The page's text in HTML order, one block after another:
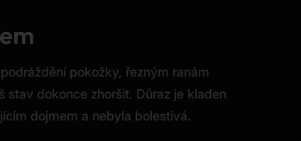
pokožky, řezným ranám
stav dokonce zhoršit. Důraz je kladen
dojmem a nebyla bolestivá.